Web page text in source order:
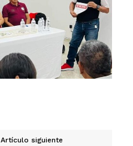
Artículo siguiente